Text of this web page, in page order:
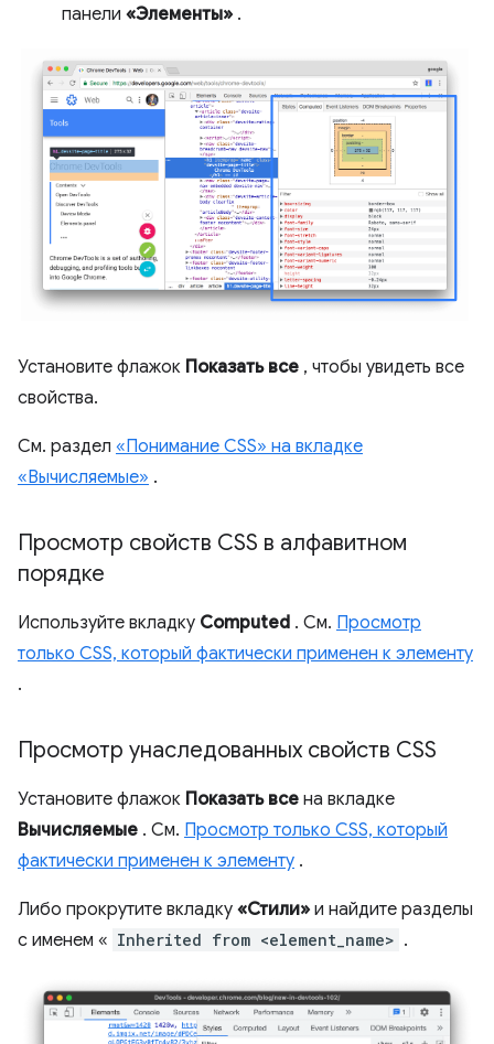
панели «Элементы» .
Установите флажок Показать все , чтобы увидеть все
свойства.
См. раздел «Понимание CSS» на вкладке
«Вычисляемые» .
Просмотр свойств CSS в алфавитном
порядке
Используйте вкладку Computed . См. Просмотр
только CSS, который фактически применен к элементу
.
Просмотр унаследованных свойств CSS
Установите флажок Показать все на вкладке
Вычисляемые . См. Просмотр только CSS, который
фактически применен к элементу .
Либо прокрутите вкладку «Стили» и найдите разделы
с именем « Inherited from <element_name> .